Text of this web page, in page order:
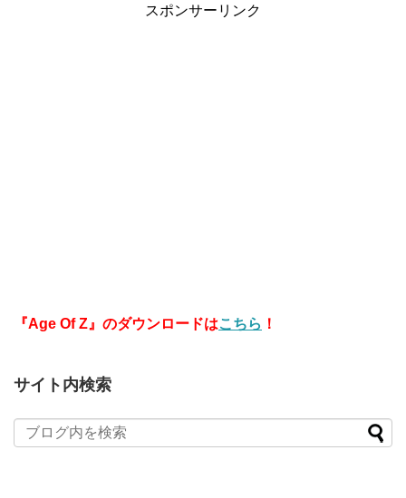
明石家さんま】【2019】
スポンサーリンク
『Age Of Z』のダウンロードはこちら ！
サイト内検索